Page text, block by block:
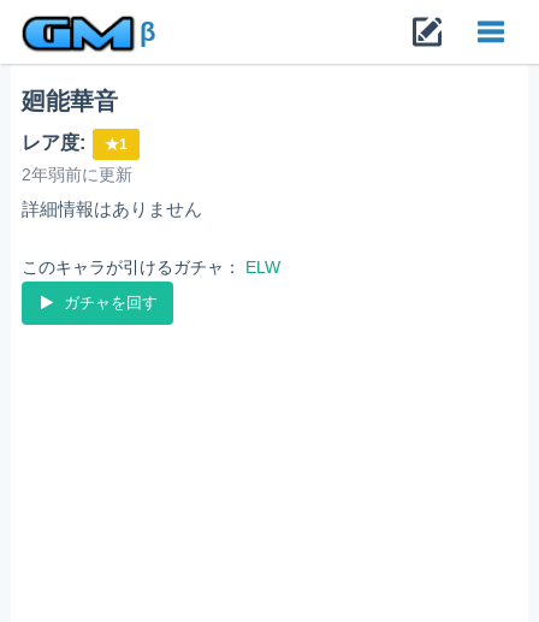
β
廻能華音
レア度: ★1
2年弱前に更新
詳細情報はありません
このキャラが引けるガチャ： ELW
ガチャを回す